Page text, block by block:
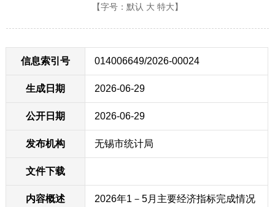
【字号： 默认 大 特大 】
信息索引号 014006649/2026-00024
生成日期 2026-06-29
公开日期 2026-06-29
发布机构 无锡市统计局
文件下载
内容概述 2026年1－5月主要经济指标完成情况